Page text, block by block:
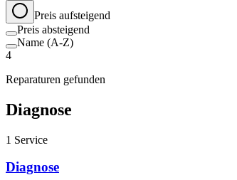
Preis aufsteigend
Preis absteigend
Name (A-Z)
4
Reparaturen gefunden
Diagnose
1 Service
Diagnose